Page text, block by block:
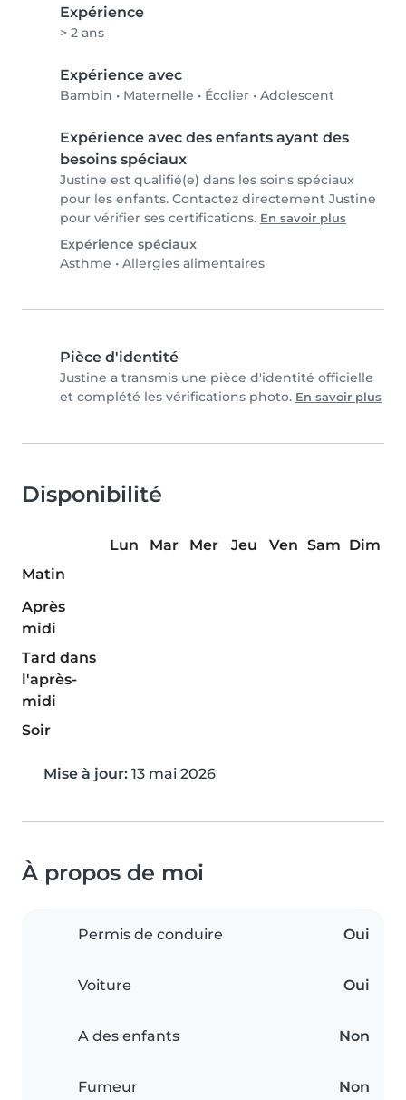
Expérience
> 2 ans
Expérience avec
Bambin • Maternelle • Écolier • Adolescent
Expérience avec des enfants ayant des
besoins spéciaux
Justine est qualifié(e) dans les soins spéciaux
pour les enfants. Contactez directement Justine
pour vérifier ses certifications. En savoir plus
Expérience spéciaux
Asthme • Allergies alimentaires
Pièce d'identité
Justine a transmis une pièce d'identité officielle
et complété les vérifications photo. En savoir plus
Disponibilité
Lun Mar Mer Jeu Ven Sam Dim
Matin
Après
midi
Tard dans
l'après-
midi
Soir
Mise à jour: 13 mai 2026
À propos de moi
Permis de conduire Oui
Voiture Oui
A des enfants Non
Fumeur Non